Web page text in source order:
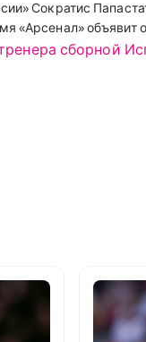
Сократис
«Арсенал» объявит
сборной